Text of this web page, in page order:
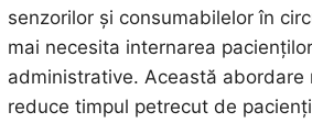
senzorilor și consumabilelor în
mai necesita internarea
administrative. Această abordare
reduce timpul petrecut de